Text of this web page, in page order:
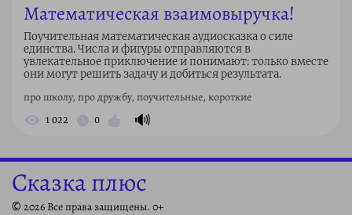
Математическая взаимовыручка!
Поучительная математическая аудиосказка о силе
единства. Числа и фигуры отправляются в
увлекательное приключение и понимают: только вместе
они могут решить задачу и добиться результата.
про школу, про дружбу, поучительные, короткие
1 022 0 🔊
Сказка плюс
© 2026 Все права защищены. 0+